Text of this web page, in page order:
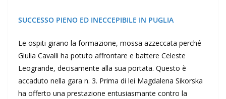
SUCCESSO PIENO ED INECCEPIBILE IN PUGLIA
Le ospiti girano la formazione, mossa azzeccata perché
Giulia Cavalli ha potuto affrontare e battere Celeste
Leogrande, decisamente alla sua portata. Questo è
accaduto nella gara n. 3. Prima di lei Magdalena Sikorska
ha offerto una prestazione entusiasmante contro la